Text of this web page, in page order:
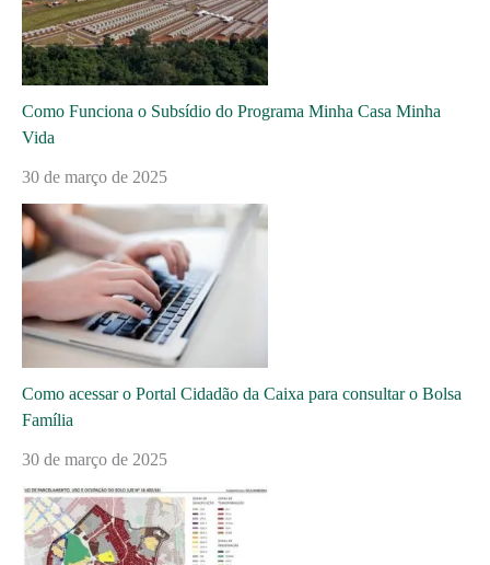
Como Funciona o Subsídio do Programa Minha Casa Minha
Vida
30 de março de 2025
Como acessar o Portal Cidadão da Caixa para consultar o Bolsa
Família
30 de março de 2025